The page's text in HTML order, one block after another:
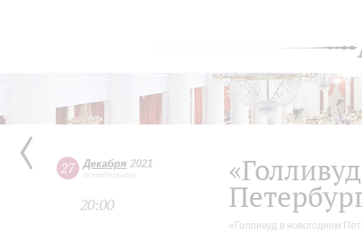
27 Декабря 2021
понедельник
20:00
«Голливуд в новогоднем